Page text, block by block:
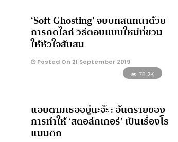
‘Soft Ghosting’ จบบทสนทนาด้วย
การกดไลก์ วิธีตอบแบบใหม่ที่ชวน
ให้หัวใจสับสน
Posted On 21 September 2019
78.2K
แอบตามเธออยู่นะจ๊ะ : อันตรายของ
การทำให้ ‘สตอล์กเกอร์’ เป็นเรื่องโร
แมนติก